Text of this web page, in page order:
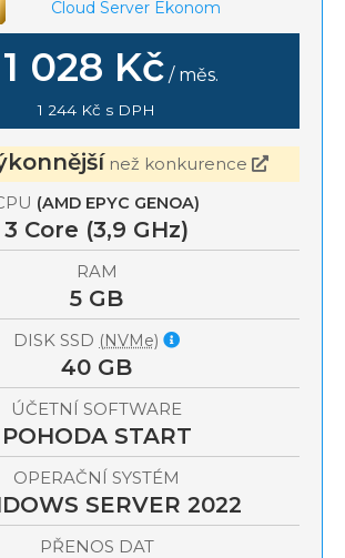
Cloud Server Ekonom
1 028 Kč/ měs.
1 244 Kč s DPH
než konkurence
(AMD EPYC GENOA)
3 Core (3,9 GHz)
RAM
5 GB
DISK SSD (NVMe)
40 GB
ÚČETNÍ SOFTWARE
POHODA START
OPERAČNÍ SYSTÉM
SERVER 2022
PŘENOS DAT